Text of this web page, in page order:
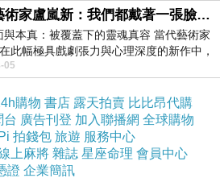
當代藝術家盧嵐新：我們都戴著一張臉，可真正的自己，總藏在那些被塗抹、被覆蓋的痕跡裡
與本真：被覆蓋下的靈魂真容 當代藝術家
此幅極具戲劇張力與心理深度的新作中，
豐富的紙材肌理、墨痕與大膽的
05
購物 書店 露天拍賣 比比昂代購
台 廣告刊登 加入聯播網 全球購物
Pi 拍錢包 旅遊 服務中心
上麻將 雜誌 星座命理 會員中心
證 企業簡訊